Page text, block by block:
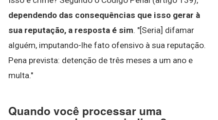
dependendo das consequências que isso gerar à
sua reputação, a resposta é sim. "[Seria] difamar
alguém, imputando-lhe fato ofensivo à sua reputação.
Pena prevista: detenção de três meses a um ano e
multa."
Quando você processar uma